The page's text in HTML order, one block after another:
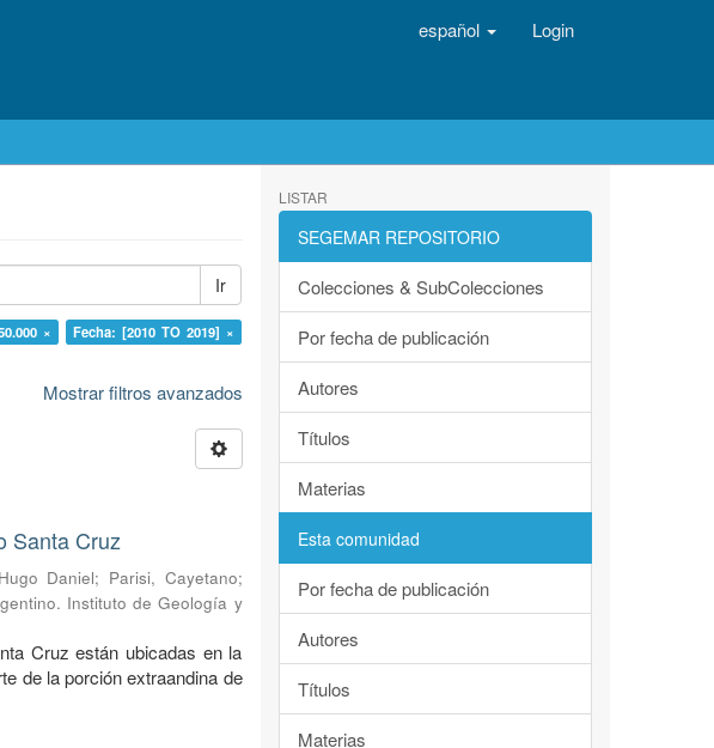
español Login
Ir
×
Fecha: [2010 TO 2019] ×
Mostrar filtros avanzados
Santa Cruz
Daniel; Parisi, Cayetano;
Instituto de Geología y
Cruz están ubicadas en la
de la porción extraandina de
LISTAR
SEGEMAR REPOSITORIO
Colecciones & SubColecciones
Por fecha de publicación
Autores
Títulos
Materias
Esta comunidad
Por fecha de publicación
Autores
Títulos
Materias